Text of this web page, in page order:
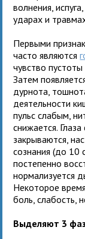
волнения,
ударах и
Первыми
часто являются
чувство пустоты
Затем
дурнота,
деятельности
пульс слабым,
снижается.
закрываются,
сознания (до 10
постепенно
нормализуется
Некоторое
боль, слабость,
Выделяют 3